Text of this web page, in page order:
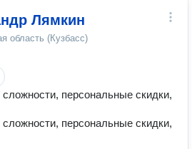
Лямкин
область (Кузбасс)
персональные скидки,
персональные скидки,